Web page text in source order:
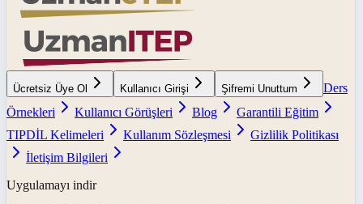
Ücretsiz Üye Ol Kullanıcı Girişi Şifremi Unuttum
Ders
Örnekleri
Kullanıcı Görüşleri Blog
Garantili Eğitim
TIPDİL Kelimeleri
Kullanım Sözleşmesi
Gizlilik Politikası
İletişim Bilgileri
Uygulamayı indir